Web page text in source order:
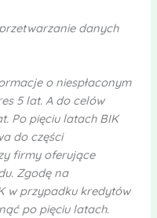
danych
o niespłaconym
5 lat. A do celów
Po pięciu latach BIK
do części
firmy oferujące
Zgodę na
w przypadku kredytów
po pięciu latach.